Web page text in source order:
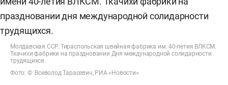
Молдавская ССР. Тираспольская швейная фабрика им. 40-летия ВЛКСМ.
Ткачихи фабрики на праздновании Дня международной солидарности
трудящихся.
Фото: © Всеволод Тарасевич, РИА «Новости»